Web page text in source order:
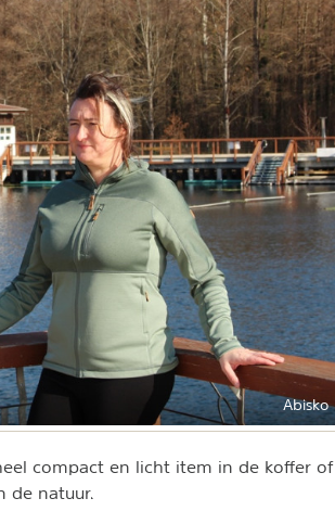
Abisko
compact en licht item in de koffer of
de natuur.